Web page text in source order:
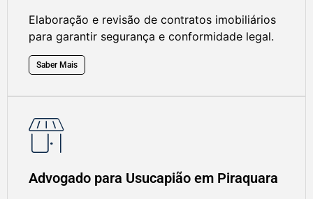
Elaboração e revisão de contratos imobiliários
para garantir segurança e conformidade legal.
Saber Mais
Advogado para Usucapião em Piraquara